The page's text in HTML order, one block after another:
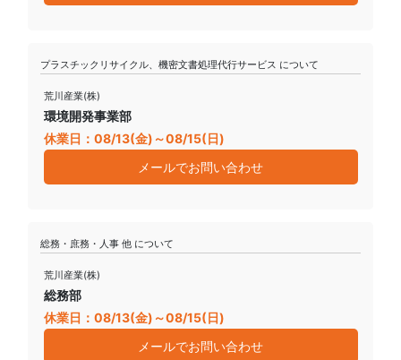
プラスチックリサイクル、機密文書処理代行サービス について
荒川産業(株)
環境開発事業部
休業日：08/13(金)～08/15(日)
メールでお問い合わせ
総務・庶務・人事 他 について
荒川産業(株)
総務部
休業日：08/13(金)～08/15(日)
メールでお問い合わせ